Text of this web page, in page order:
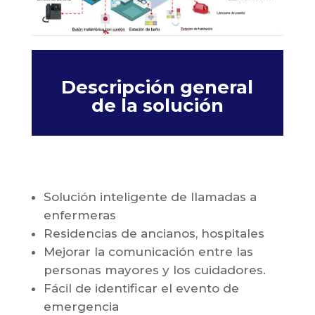
Descripción general
de la solución
Solución inteligente de llamadas a
enfermeras
Residencias de ancianos, hospitales
Mejorar la comunicación entre las
personas mayores y los cuidadores.
Fácil de identificar el evento de
emergencia